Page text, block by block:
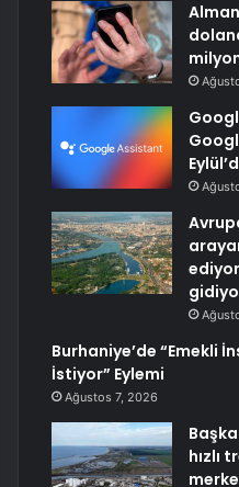
Burhaniye’de “Emekli
İstiyor” Eylemi
Ağustos 7, 2026
hızlı